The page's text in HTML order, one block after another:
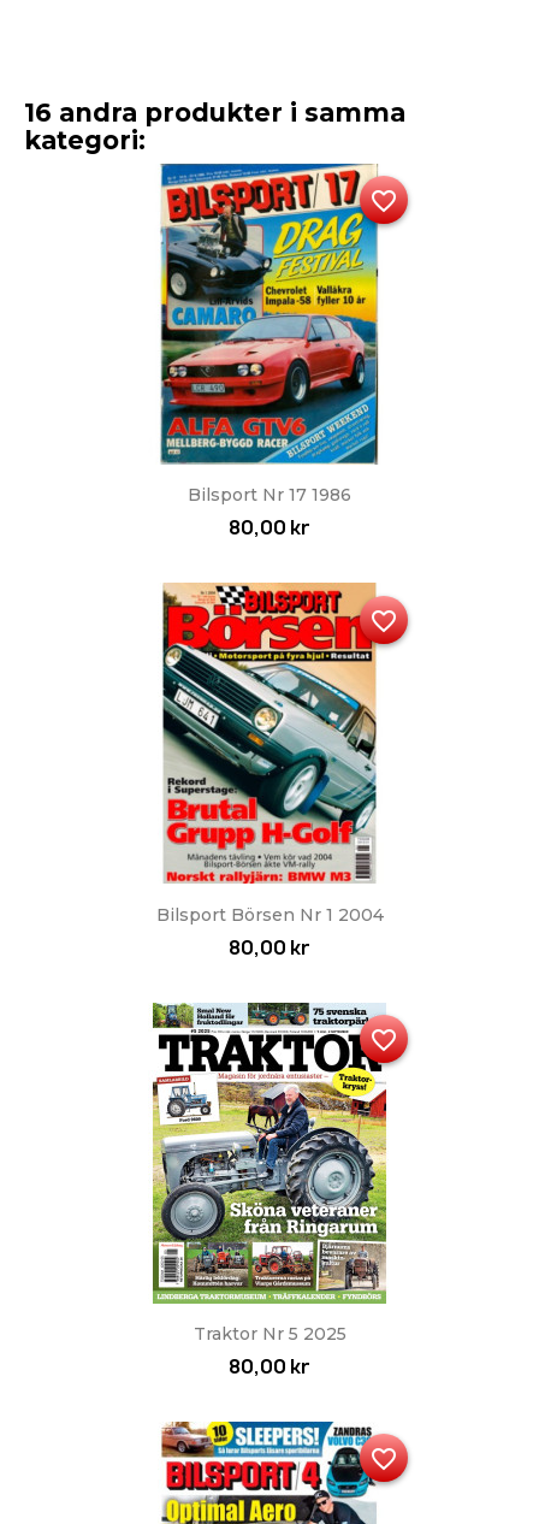
16 andra produkter i samma
kategori:
Bilsport Nr 17 1986
80,00 kr
favorite_border
Bilsport Börsen Nr 1 2004
80,00 kr
favorite_border
Traktor Nr 5 2025
80,00 kr
favorite_border
favorite_border